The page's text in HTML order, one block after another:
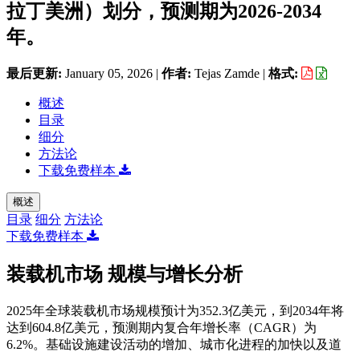
拉丁美洲）划分，预测期为2026-2034
年。
最后更新: January 05, 2026 | 作者: Tejas Zamde | 格式:
概述
目录
细分
方法论
下载免费样本
概述
目录 细分 方法论
下载免费样本
装载机市场 规模与增长分析
2025年全球装载机市场规模预计为352.3亿美元，到2034年将
达到604.8亿美元，预测期内复合年增长率（CAGR）为
6.2%。基础设施建设活动的增加、城市化进程的加快以及道